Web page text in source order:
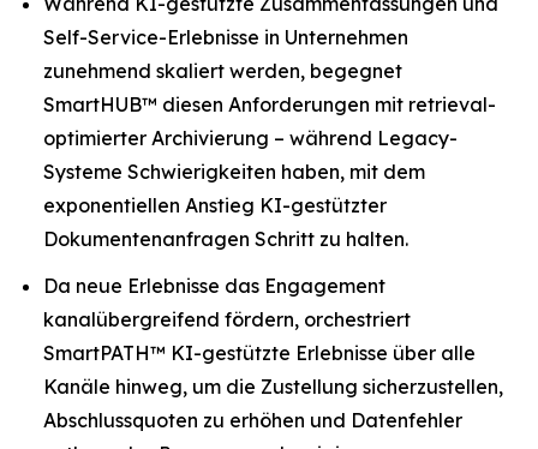
Self-Service-Erlebnisse in Unternehmen
zunehmend skaliert werden, begegnet
SmartHUB™ diesen Anforderungen mit retrieval-
optimierter Archivierung – während Legacy-
Systeme Schwierigkeiten haben, mit dem
exponentiellen Anstieg KI-gestützter
Dokumentenanfragen Schritt zu halten.
Da neue Erlebnisse das Engagement
kanalübergreifend fördern, orchestriert
SmartPATH™ KI-gestützte Erlebnisse über alle
Kanäle hinweg, um die Zustellung sicherzustellen,
Abschlussquoten zu erhöhen und Datenfehler